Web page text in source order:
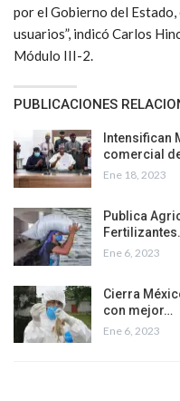
por el Gobierno del
usuarios”, indicó Carlos
Módulo III-2.
PUBLICACIONES
Intensifican
comercial
Ene 18, 2023
Publica
Ene 6, 2023
Cierra
con mejor…
Ene 6, 2023